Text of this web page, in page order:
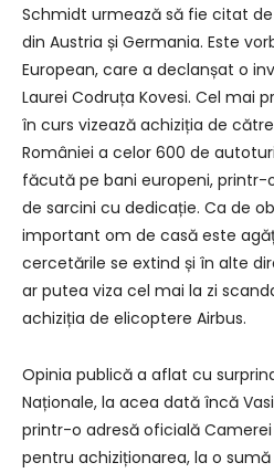
Schmidt urmează să fie citat de
din Austria și Germania. Este
European, care a declanșat o
Laurei Codruța Kovesi. Cel mai
în curs vizează achiziția de
României a celor 600 de
făcută pe bani europeni, printr-
de sarcini cu dedicație. Ca de
important om de casă este
cercetările se extind și în alte
ar putea viza cel mai la zi
achiziția de elicoptere Airbus.
Opinia publică a aflat cu
Naționale, la acea dată încă
printr-o adresă oficială
pentru achiziționarea, la o